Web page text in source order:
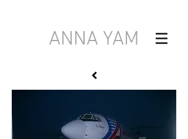
ANNA YAM